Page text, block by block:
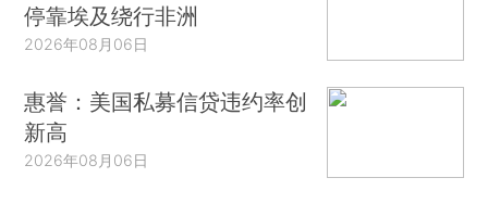
停靠埃及绕行非洲
2026年08月06日
惠誉：美国私募信贷违约率创
新高
2026年08月06日